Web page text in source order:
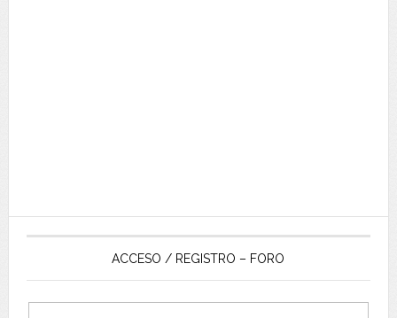
ACCESO / REGISTRO – FORO